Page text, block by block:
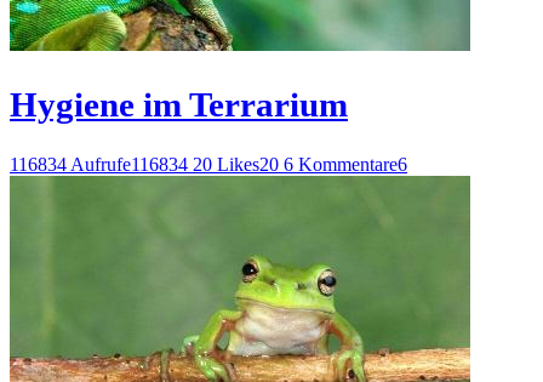
Hygiene im Terrarium
116834 Aufrufe116834 20 Likes20 6 Kommentare6